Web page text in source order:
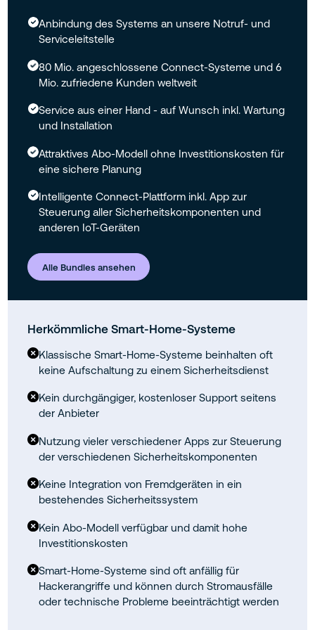
Anbindung des Systems an unsere Notruf- und
Serviceleitstelle
80 Mio. angeschlossene Connect-Systeme und 6
Mio. zufriedene Kunden weltweit
Service aus einer Hand - auf Wunsch inkl. Wartung
und Installation
Attraktives Abo-Modell ohne Investitionskosten für
eine sichere Planung
Intelligente Connect-Plattform inkl. App zur
Steuerung aller Sicherheitskomponenten und
anderen IoT-Geräten
Alle Bundles ansehen
Herkömmliche Smart-Home-Systeme
Klassische Smart-Home-Systeme beinhalten oft
keine Aufschaltung zu einem Sicherheitsdienst
Kein durchgängiger, kostenloser Support seitens
der Anbieter
Nutzung vieler verschiedener Apps zur Steuerung
der verschiedenen Sicherheitskomponenten
Keine Integration von Fremdgeräten in ein
bestehendes Sicherheitssystem
Kein Abo-Modell verfügbar und damit hohe
Investitionskosten
Smart-Home-Systeme sind oft anfällig für
Hackerangriffe und können durch Stromausfälle
oder technische Probleme beeinträchtigt werden